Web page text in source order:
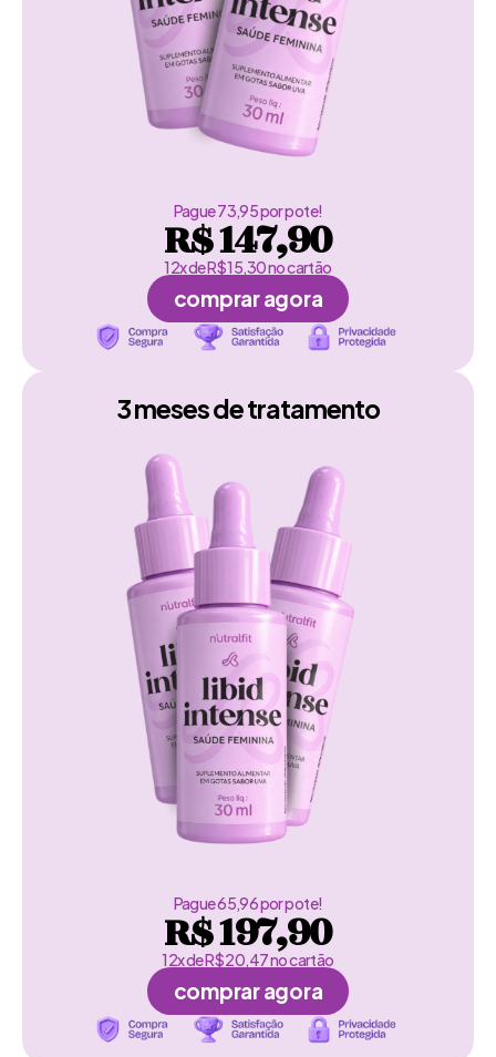
Pague 73,95 por pote!
R$ 147,90
12x de R$ 15,30 no cartão
comprar agora
3 meses de tratamento
Pague 65,96 por pote!
R$ 197,90
12x de R$ 20,47 no cartão
comprar agora